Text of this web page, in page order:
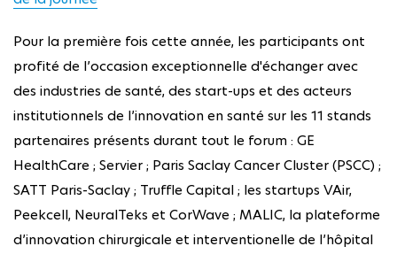
Pour la première fois cette année, les participants ont
profité de l’occasion exceptionnelle d'échanger avec
des industries de santé, des start-ups et des acteurs
institutionnels de l’innovation en santé sur les 11 stands
partenaires présents durant tout le forum : GE
HealthCare ; Servier ; Paris Saclay Cancer Cluster (PSCC) ;
SATT Paris-Saclay ; Truffle Capital ; les startups VAir,
Peekcell, NeuralTeks et CorWave ; MALIC, la plateforme
d’innovation chirurgicale et interventionelle de l’hôpital